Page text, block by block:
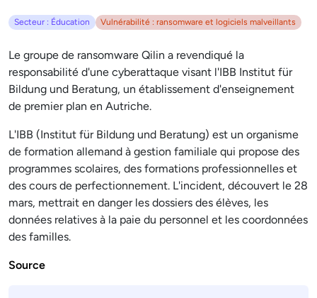
Secteur : Éducation Vulnérabilité : ransomware et logiciels malveillants
Le groupe de ransomware Qilin a revendiqué la
responsabilité d'une cyberattaque visant l'IBB Institut für
Bildung und Beratung, un établissement d'enseignement
de premier plan en Autriche.
L'IBB (Institut für Bildung und Beratung) est un organisme
de formation allemand à gestion familiale qui propose des
programmes scolaires, des formations professionnelles et
des cours de perfectionnement. L'incident, découvert le 28
mars, mettrait en danger les dossiers des élèves, les
données relatives à la paie du personnel et les coordonnées
des familles.
Source